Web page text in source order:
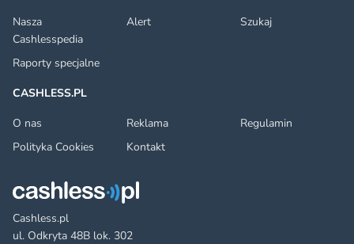
Cashless.pl
ul. Odkryta 48B lok. 302
Nasza
Cashlesspedia
Alert Szukaj
Raporty specjalne
CASHLESS.PL
O nas
Reklama
Regulamin
Polityka Cookies
Kontakt